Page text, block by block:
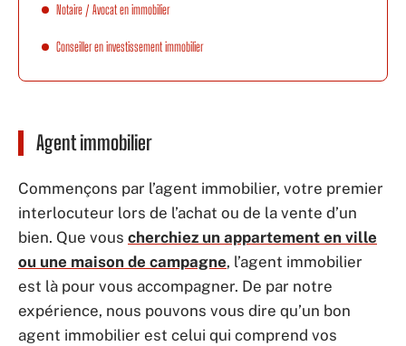
Notaire / Avocat en immobilier
Conseiller en investissement immobilier
Agent immobilier
Commençons par l’agent immobilier, votre premier
interlocuteur lors de l’achat ou de la vente d’un
bien. Que vous cherchiez un appartement en ville
ou une maison de campagne, l’agent immobilier
est là pour vous accompagner. De par notre
expérience, nous pouvons vous dire qu’un bon
agent immobilier est celui qui comprend vos